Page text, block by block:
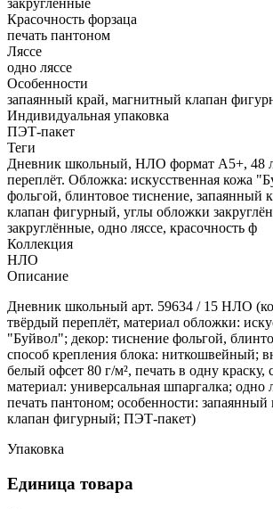
Красочность форзаца
печать пантоном
Ляссе
одно ляссе
Особенности
запаянный край, магнитный клапан
Индивидуальная упаковка
ПЭТ-пакет
Теги
Дневник школьный, НЛО формат А5+, 48
переплёт. Обложка: искусственная кожа
фольгой, блинтовое тиснение, запаянный
клапан фигурный, углы обложки
закруглённые, одно ляссе, красочность ф
Коллекция
НЛО
Описание
Дневник школьный арт. 59634 / 15 НЛО
твёрдый переплёт, материал обложки:
"Буйвол"; декор: тиснение фольгой,
способ крепления блока: ниткошвейный;
белый офсет 80 г/м², печать в одну краску,
материал: универсальная шпаргалка; одно
печать пантоном; особенности:
клапан фигурный; ПЭТ-пакет)
Упаковка
Единица товара